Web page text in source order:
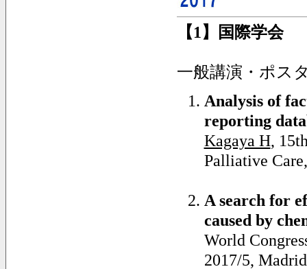
【1】国際学会
一般講演・ポス
Analysis of
reporting
Kagaya H,
Palliative
A search for
caused by
World
2017/5, Madrid